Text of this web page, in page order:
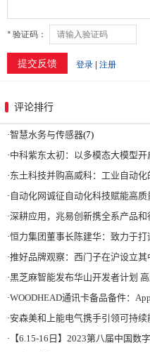
评论排行
·智慧水务与传感器(7)
·中科紫东太初：以多模态大模型
·东土科技并购高威科：工业自动
· 自动化网诚征自动化科技赋能高
·深耕应用，兆易创新携全系产品
·恒力集团董事长陈建华：致力于打造全球行业标杆，为国家的
·推好品牌观察：西门子在沪设立其
·黑芝麻智能发布华山开发者计划
·WOODHEAD通讯卡备品备件：Applicom
·安森美和上能电气携手引领可持续能源应用的发展 两家公司
· 【6.15-16日】2023第八届中国数